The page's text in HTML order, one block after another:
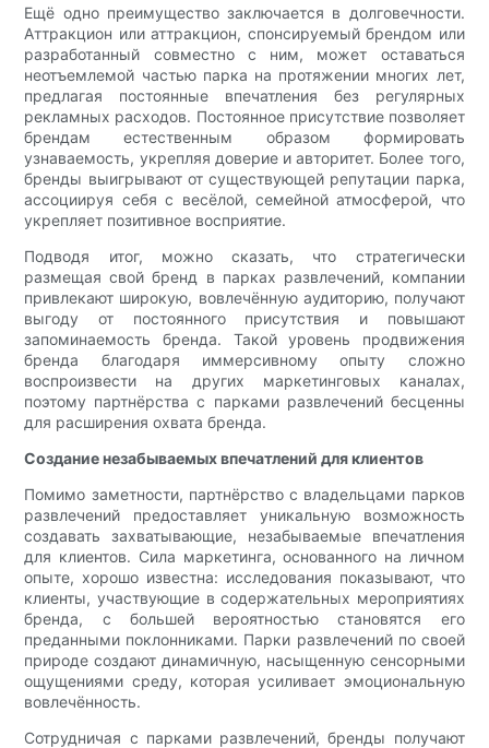
Ещё одно преимущество заключается в долговечности.
Аттракцион или аттракцион, спонсируемый брендом или
разработанный совместно с ним, может оставаться
неотъемлемой частью парка на протяжении многих лет,
предлагая постоянные впечатления без регулярных
рекламных расходов. Постоянное присутствие позволяет
брендам естественным образом формировать
узнаваемость, укрепляя доверие и авторитет. Более того,
бренды выигрывают от существующей репутации парка,
ассоциируя себя с весёлой, семейной атмосферой, что
укрепляет позитивное восприятие.
Подводя итог, можно сказать, что стратегически
размещая свой бренд в парках развлечений, компании
привлекают широкую, вовлечённую аудиторию, получают
выгоду от постоянного присутствия и повышают
запоминаемость бренда. Такой уровень продвижения
бренда благодаря иммерсивному опыту сложно
воспроизвести на других маркетинговых каналах,
поэтому партнёрства с парками развлечений бесценны
для расширения охвата бренда.
Создание незабываемых впечатлений для клиентов
Помимо заметности, партнёрство с владельцами парков
развлечений предоставляет уникальную возможность
создавать захватывающие, незабываемые впечатления
для клиентов. Сила маркетинга, основанного на личном
опыте, хорошо известна: исследования показывают, что
клиенты, участвующие в содержательных мероприятиях
бренда, с большей вероятностью становятся его
преданными поклонниками. Парки развлечений по своей
природе создают динамичную, насыщенную сенсорными
ощущениями среду, которая усиливает эмоциональную
вовлечённость.
Сотрудничая с парками развлечений, бренды получают